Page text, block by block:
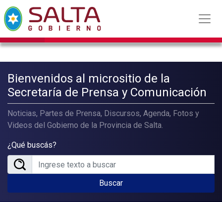
Bienvenidos al micrositio de la
Secretaría de Prensa y Comunicación
Noticias, Partes de Prensa, Discursos, Agenda, Fotos y
Videos del Gobierno de la Provincia de Salta.
¿Qué buscás?
Buscar